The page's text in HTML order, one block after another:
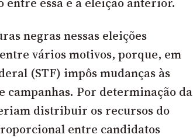
negras nessas eleições
vários motivos, porque, em
(STF) impôs mudanças às
campanhas. Por determinação da
distribuir os recursos do
entre candidatos